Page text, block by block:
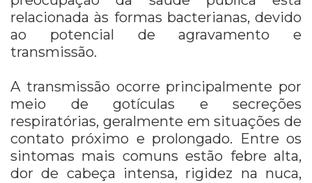
relacionada às formas bacterianas, devido
ao potencial de agravamento e
transmissão.
A transmissão ocorre principalmente por
meio de gotículas e secreções
respiratórias, geralmente em situações de
contato próximo e prolongado. Entre os
sintomas mais comuns estão febre alta,
dor de cabeça intensa, rigidez na nuca,